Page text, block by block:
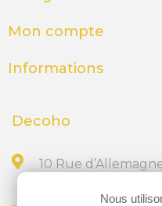
e) Acier
L'acier inoxydable
Avantages :
3. Options
Mon compte
Informations
Decoho
10 Rue
Nous